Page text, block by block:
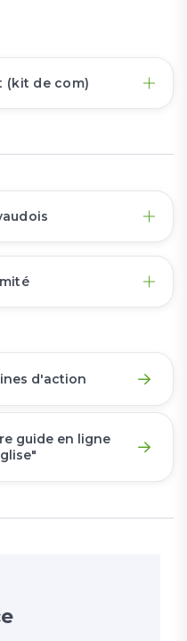
(kit de com)
d'action
guide en ligne